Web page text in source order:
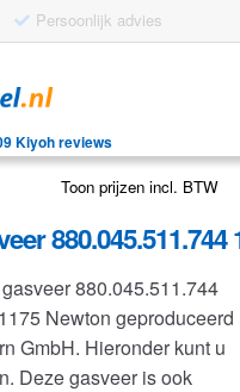
Gratis verzending vanaf €25
Kiyoh reviews
Toon prijzen incl. BTW
880.045.511.744
880.045.511.744
Newton geproduceerd
GmbH. Hieronder kunt u
Deze gasveer is ook